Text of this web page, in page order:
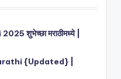
शुभेच्छा मराठीमध्ये |
{Updated} |